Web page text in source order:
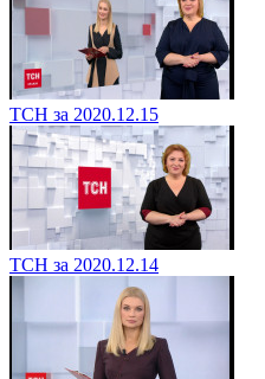
ТСН за 2020.12.15
ТСН за 2020.12.14